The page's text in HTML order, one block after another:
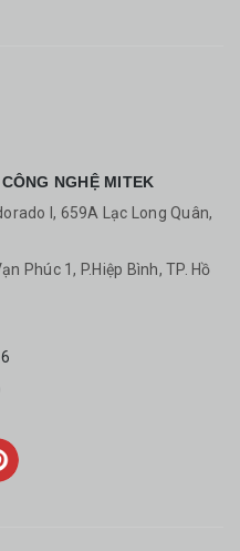
NGHỆ MITEK
I, 659A Lạc Long Quân,
Phúc 1, P.Hiệp Bình, TP. Hồ